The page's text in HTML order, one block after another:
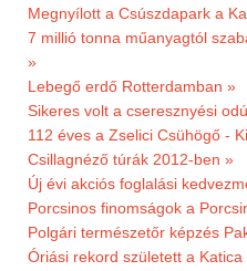
Megnyílott a Csúszdapark a
7 millió tonna műanyagtól
»
Lebegő erdő Rotterdamban »
Sikeres volt a cseresznyési
112 éves a Zselici Csühögő -
Csillagnéző túrák 2012-ben »
Új évi akciós foglalási
Porcsinos finomságok a
Polgári természetőr képzés
Óriási rekord született a Katica